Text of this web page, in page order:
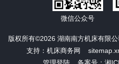
版权所有©2026 湖南南方机床有限
支持： 机床商务网
微信公众号